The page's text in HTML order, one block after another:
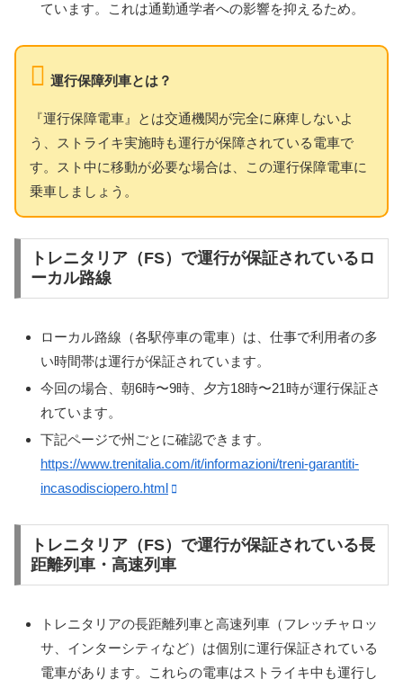
ています。これは通勤通学者への影響を抑えるため。
運行保障列車とは？
『運行保障電車』とは交通機関が完全に麻痺しないよ
う、ストライキ実施時も運行が保障されている電車で
す。スト中に移動が必要な場合は、この運行保障電車に
乗車しましょう。
トレニタリア（FS）で運行が保証されているロ
ーカル路線
ローカル路線（各駅停車の電車）は、仕事で利用者の多
い時間帯は運行が保証されています。
今回の場合、朝6時〜9時、夕方18時〜21時が運行保証さ
れています。
下記ページで州ごとに確認できます。
https://www.trenitalia.com/it/informazioni/treni-garantiti-
incasodisciopero.html
トレニタリア（FS）で運行が保証されている長
距離列車・高速列車
トレニタリアの長距離列車と高速列車（フレッチャロッ
サ、インターシティなど）は個別に運行保証されている
電車があります。これらの電車はストライキ中も運行し